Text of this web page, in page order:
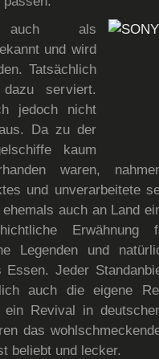
als
und wird
Tatsächlich
serviert.
jedoch nicht
Da zu der
kaum
waren,
und unverarbeitete
auch an Land
Legenden und
Jeder
auch die eigene
Revival in
das
beliebt und lecker.